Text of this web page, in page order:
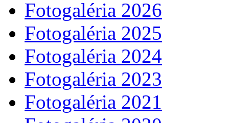
Fotogaléria 2026
Fotogaléria 2025
Fotogaléria 2024
Fotogaléria 2023
Fotogaléria 2021